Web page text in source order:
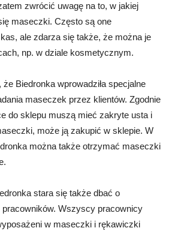
zwrócić uwagę na to, w jakiej
maseczki. Często są one
ale zdarza się także, że można je
np. w dziale kosmetycznym.
Biedronka wprowadziła specjalne
maseczek przez klientów. Zgodnie
do sklepu muszą mieć zakryte usta i
może ją zakupić w sklepie. W
można także otrzymać maseczki
stara się także dbać o
Wszyscy pracownicy
w maseczki i rękawiczki